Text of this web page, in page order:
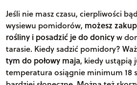
Jeśli nie masz czasu, cierpliwości
wysiewu pomidorów, możesz
rośliny i posadzić je do donicyw
tarasie. Kiedy sadzić pomidory?
tym do połowy maja, kiedy ustąpią
temperatura osiągnie minimum 18